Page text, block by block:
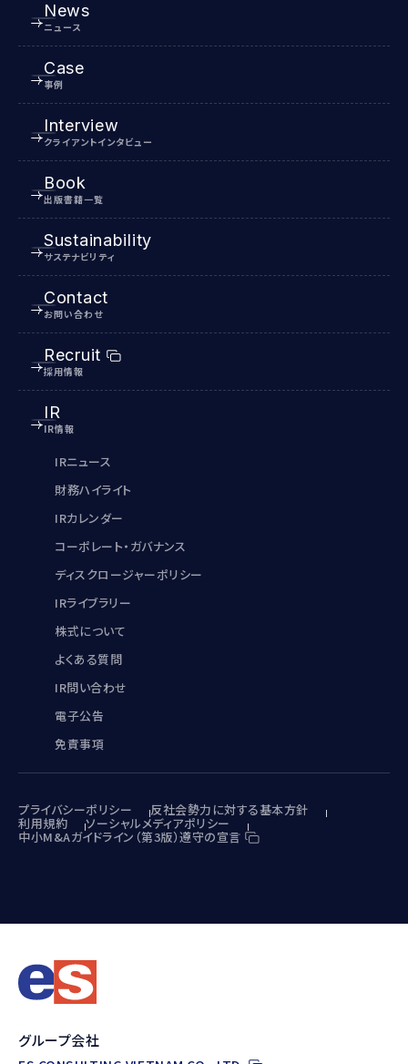
News
ニュース
Case
事例
Interview
クライアントインタビュー
Book
出版書籍一覧
Sustainability
サステナビリティ
Contact
お問い合わせ
Recruit
採用情報
プライバシーポリシー 反社会勢力に対する基本方針
利用規約 ソーシャルメディアポリシー
中小M&Aガイドライン（第3版）遵守の宣言
IR
IR情報
IRニュース
財務ハイライト
IRカレンダー
コーポレート・ガバナンス
ディスクロージャーポリシー
IRライブラリー
株式について
よくある質問
IR問い合わせ
電子公告
免責事項
グループ会社